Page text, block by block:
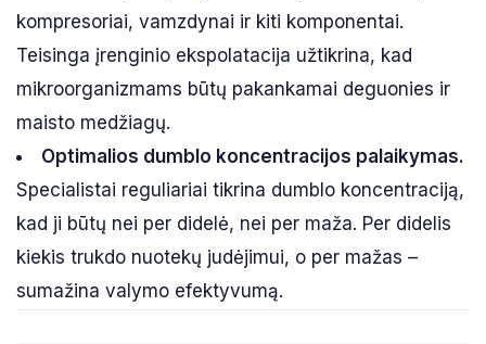
kompresoriai, vamzdynai ir kiti komponentai.
Teisinga įrenginio ekspolatacija užtikrina, kad
mikroorganizmams būtų pakankamai deguonies ir
maisto medžiagų.
Optimalios dumblo koncentracijos palaikymas.
Specialistai reguliariai tikrina dumblo koncentraciją,
kad ji būtų nei per didelė, nei per maža. Per didelis
kiekis trukdo nuotekų judėjimui, o per mažas –
sumažina valymo efektyvumą.